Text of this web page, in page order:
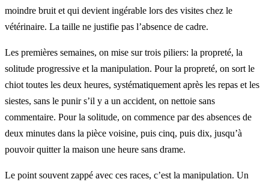
moindre bruit et qui devient ingérable lors des visites chez le
vétérinaire. La taille ne justifie pas l’absence de cadre.
Les premières semaines, on mise sur trois piliers: la propreté, la
solitude progressive et la manipulation. Pour la propreté, on sort le
chiot toutes les deux heures, systématiquement après les repas et les
siestes, sans le punir s’il y a un accident, on nettoie sans
commentaire. Pour la solitude, on commence par des absences de
deux minutes dans la pièce voisine, puis cinq, puis dix, jusqu’à
pouvoir quitter la maison une heure sans drame.
Le point souvent zappé avec ces races, c’est la manipulation. Un